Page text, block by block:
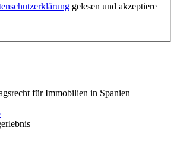
gelesen und akzeptiere
für Immobilien in Spanien